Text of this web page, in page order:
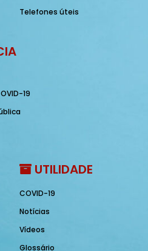
Telefones úteis
19
UTILIDADE
COVID-19
Notícias
Vídeos
Glossário